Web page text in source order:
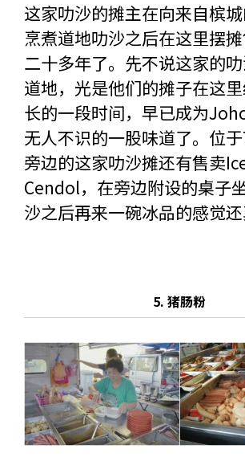
这家叻沙的摊主在向来自槟
烹煮道地叻沙之后在这里摆
二十多年了。先不说这家的
道地，光是他们的摊子在这
长的一段时间，早已成为
无人不识的一股味道了。位
旁边的这家叻沙摊还有售卖
Cendol，在旁边附设的桌子
沙之后再来一碗冰品的感觉还
5. 猪肠粉